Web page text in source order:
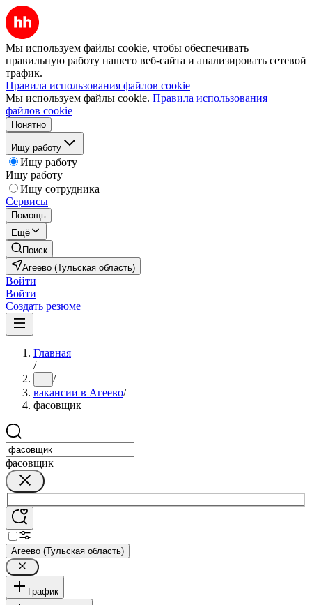
Мы используем файлы cookie, чтобы обеспечивать
правильную работу нашего веб-сайта и анализировать сетевой
трафик.
Правила использования файлов cookie
Мы используем файлы cookie. Правила использования
файлов cookie
Понятно
Ищу работу
Ищу работу
Ищу работу
Ищу сотрудника
Сервисы
Помощь
Ещё
Поиск
Агеево (Тульская область)
Войти
Войти
Создать резюме
Главная
/
... /
вакансии в Агеево/
фасовщик
фасовщик
Агеево (Тульская область)
График